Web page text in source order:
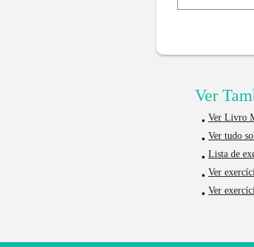
Ver
Ver Livro
Ver tudo
Lista de
Ver
Ver